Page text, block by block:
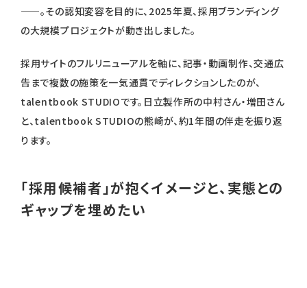
——。その認知変容を目的に、2025年夏、採用ブランディング
の大規模プロジェクトが動き出しました。
採用サイトのフルリニューアルを軸に、記事・動画制作、交通広
告まで複数の施策を一気通貫でディレクションしたのが、
talentbook STUDIOです。日立製作所の中村さん・増田さん
と、talentbook STUDIOの熊崎が、約1年間の伴走を振り返
ります。
「採用候補者」が抱くイメージと、実態との
ギャップを埋めたい